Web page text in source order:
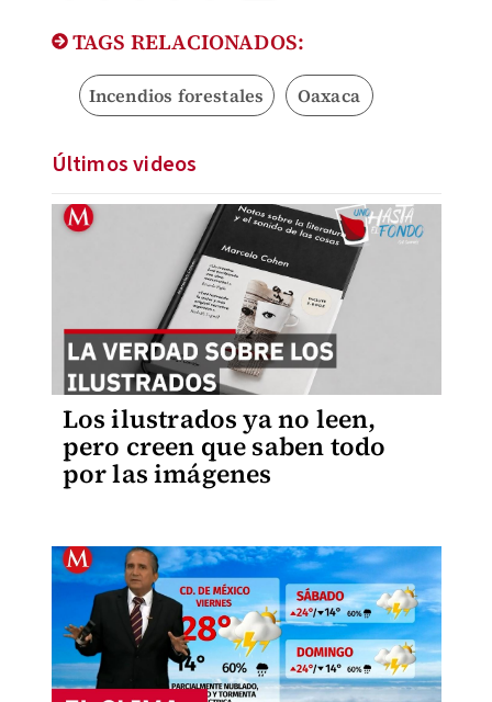
TAGS RELACIONADOS:
Incendios forestales Oaxaca
Últimos videos
Los ilustrados ya no leen,
pero creen que saben todo
por las imágenes